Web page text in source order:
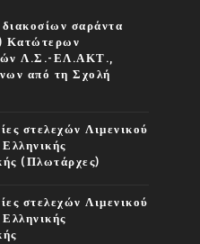
σαράντα
Κατώτερων
Λ.Σ.-ΕΛ.ΑΚΤ.,
από τη Σχολή
στελεχών Λιμενικού
(Πλωτάρχες)
στελεχών Λιμενικού